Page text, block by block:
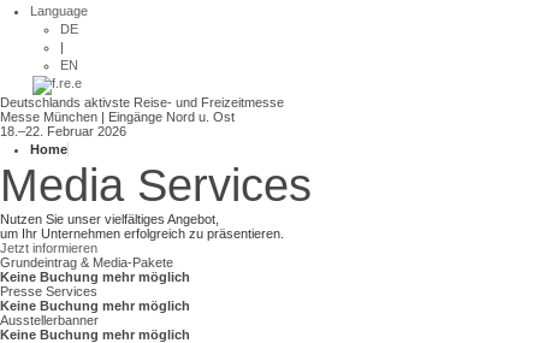
Language
DE
|
EN
Deutschlands aktivste Reise- und Freizeitmesse
Messe München | Eingänge Nord u. Ost
18.–22. Februar 2026
Home
Media Services
Nutzen Sie unser vielfältiges Angebot,
um Ihr Unternehmen erfolgreich zu präsentieren.
Jetzt informieren
Grundeintrag & Media-Pakete
Keine Buchung mehr möglich
Presse Services
Keine Buchung mehr möglich
Ausstellerbanner
Keine Buchung mehr möglich